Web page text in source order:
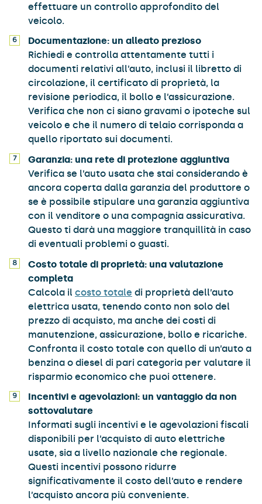
effettuare un controllo approfondito del
veicolo.
Documentazione: un alleato prezioso
Richiedi e controlla attentamente tutti i
documenti relativi all’auto, inclusi il libretto di
circolazione, il certificato di proprietà, la
revisione periodica, il bollo e l’assicurazione.
Verifica che non ci siano gravami o ipoteche sul
veicolo e che il numero di telaio corrisponda a
quello riportato sui documenti.
Garanzia: una rete di protezione aggiuntiva
Verifica se l’auto usata che stai considerando è
ancora coperta dalla garanzia del produttore o
se è possibile stipulare una garanzia aggiuntiva
con il venditore o una compagnia assicurativa.
Questo ti darà una maggiore tranquillità in caso
di eventuali problemi o guasti.
Costo totale di proprietà: una valutazione
completa
Calcola il costo totale di proprietà dell’auto
elettrica usata, tenendo conto non solo del
prezzo di acquisto, ma anche dei costi di
manutenzione, assicurazione, bollo e ricariche.
Confronta il costo totale con quello di un’auto a
benzina o diesel di pari categoria per valutare il
risparmio economico che puoi ottenere.
Incentivi e agevolazioni: un vantaggio da non
sottovalutare
Informati sugli incentivi e le agevolazioni fiscali
disponibili per l’acquisto di auto elettriche
usate, sia a livello nazionale che regionale.
Questi incentivi possono ridurre
significativamente il costo dell’auto e rendere
l’acquisto ancora più conveniente.